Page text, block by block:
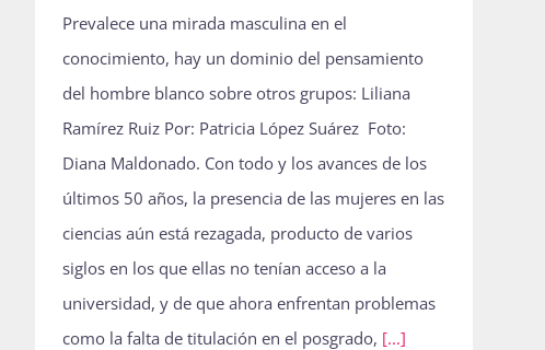
Prevalece una mirada masculina en el
conocimiento, hay un dominio del pensamiento
del hombre blanco sobre otros grupos: Liliana
Ramírez Ruiz Por: Patricia López Suárez Foto:
Diana Maldonado. Con todo y los avances de los
últimos 50 años, la presencia de las mujeres en las
ciencias aún está rezagada, producto de varios
siglos en los que ellas no tenían acceso a la
universidad, y de que ahora enfrentan problemas
como la falta de titulación en el posgrado, [...]